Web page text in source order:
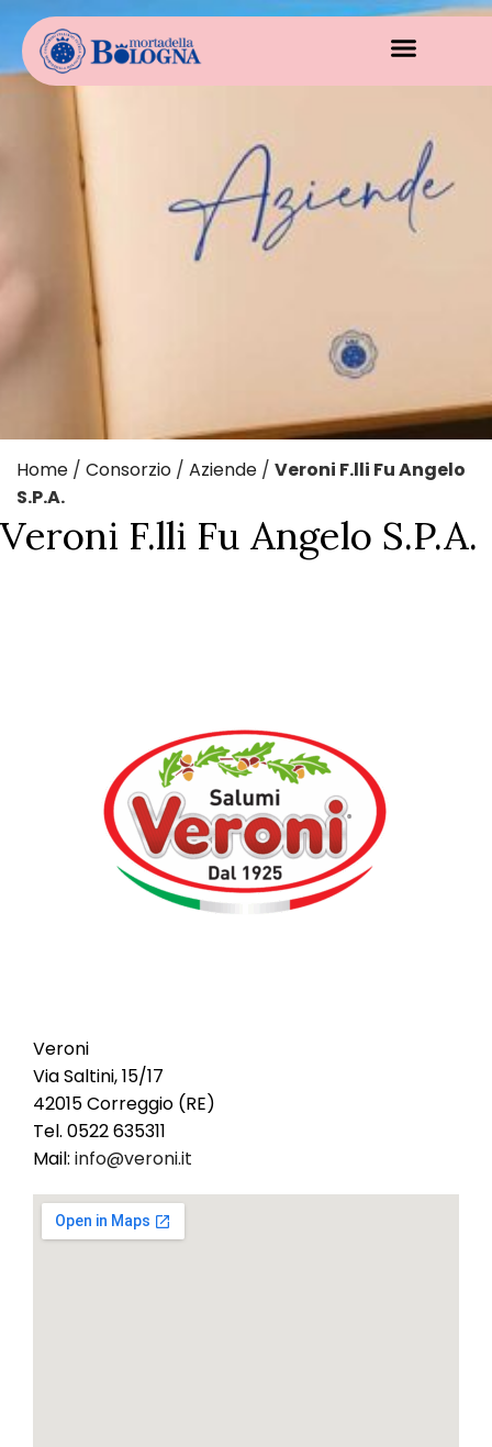
Home / Consorzio / Aziende / Veroni F.lli Fu Angelo
S.P.A.
Veroni F.lli Fu Angelo S.P.A.
Veroni
Via Saltini, 15/17
42015 Correggio (RE)
Tel. 0522 635311
Mail: info@veroni.it